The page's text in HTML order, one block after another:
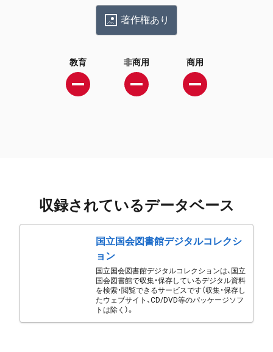
著作権あり
教育 非商用 商用
収録されているデータベース
国立国会図書館デジタルコレクシ
ョン
国立国会図書館デジタルコレクションは、国立
国会図書館で収集・保存しているデジタル資料
を検索・閲覧できるサービスです（収集・保存し
たウェブサイト、CD/DVD等のパッケージソフ
トは除く）。